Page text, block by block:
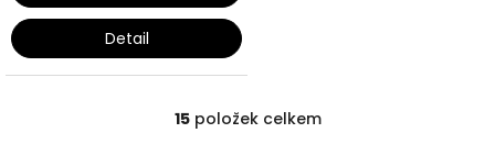
Detail
O
15položek celkem